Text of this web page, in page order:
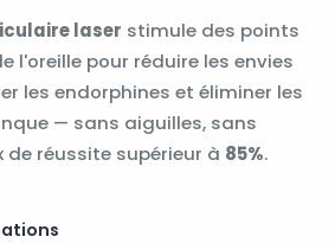
laser stimule des points
l'oreille pour réduire les envies
les endorphines et éliminer les
— sans aiguilles, sans
réussite supérieur à 85%.